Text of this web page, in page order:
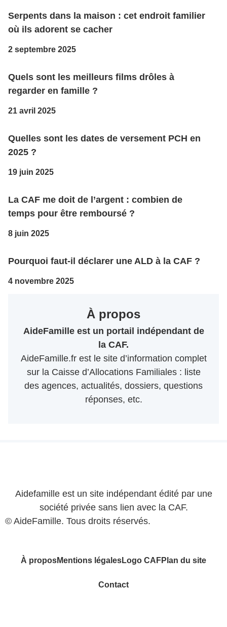
Serpents dans la maison : cet endroit familier
où ils adorent se cacher
2 septembre 2025
Quels sont les meilleurs films drôles à
regarder en famille ?
21 avril 2025
Quelles sont les dates de versement PCH en
2025 ?
19 juin 2025
La CAF me doit de l’argent : combien de
temps pour être remboursé ?
8 juin 2025
Pourquoi faut-il déclarer une ALD à la CAF ?
4 novembre 2025
À propos
AideFamille est un portail indépendant de
la CAF.
AideFamille.fr est le site d’information complet
sur la Caisse d’Allocations Familiales : liste
des agences, actualités, dossiers, questions
réponses, etc.
Aidefamille est un site indépendant édité par une
société privée sans lien avec la CAF.
© AideFamille. Tous droits réservés.
À proposMentions légalesLogo CAFPlan du site
Contact